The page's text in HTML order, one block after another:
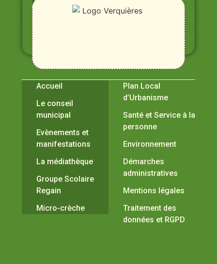
Entre
Rhône,
Alpilles
et
Durance
Accueil
Le conseil
municipal
Evènements et
manifestations
La médiathèque
Groupe Scolaire
Regain
Micro-crèche
Plan Local
d’Urbanisme
Santé et Service à la
personne
Environnement
Démarches
administratives
Mentions légales
Traitement des
données et RGPD